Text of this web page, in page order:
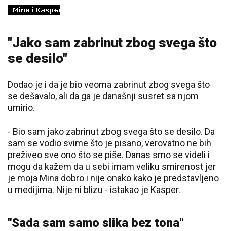
"Jako sam zabrinut zbog svega što
se desilo"
Dodao je i da je bio veoma zabrinut zbog svega što
se dešavalo, ali da ga je današnji susret sa njom
umirio.
- Bio sam jako zabrinut zbog svega što se desilo. Da
sam se vodio svime što je pisano, verovatno ne bih
preživeo sve ono što se piše. Danas smo se videli i
mogu da kažem da u sebi imam veliku smirenost jer
je moja Mina dobro i nije onako kako je predstavljeno
u medijima. Nije ni blizu - istakao je Kasper.
"Sada sam samo slika bez tona"